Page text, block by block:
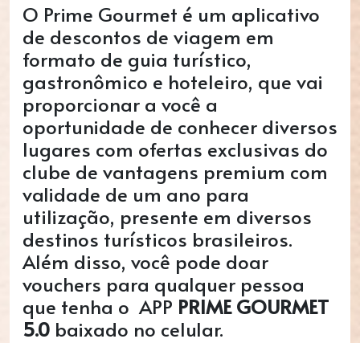
O Prime Gourmet é um aplicativo
de descontos de viagem em
formato de guia turístico,
gastronômico e hoteleiro, que vai
proporcionar a você a
oportunidade de conhecer diversos
lugares com ofertas exclusivas do
clube de vantagens premium com
validade de um ano para
utilização, presente em diversos
destinos turísticos brasileiros.
Além disso, você pode doar
vouchers para qualquer pessoa
que tenha o APP PRIME GOURMET
5.0 baixado no celular.